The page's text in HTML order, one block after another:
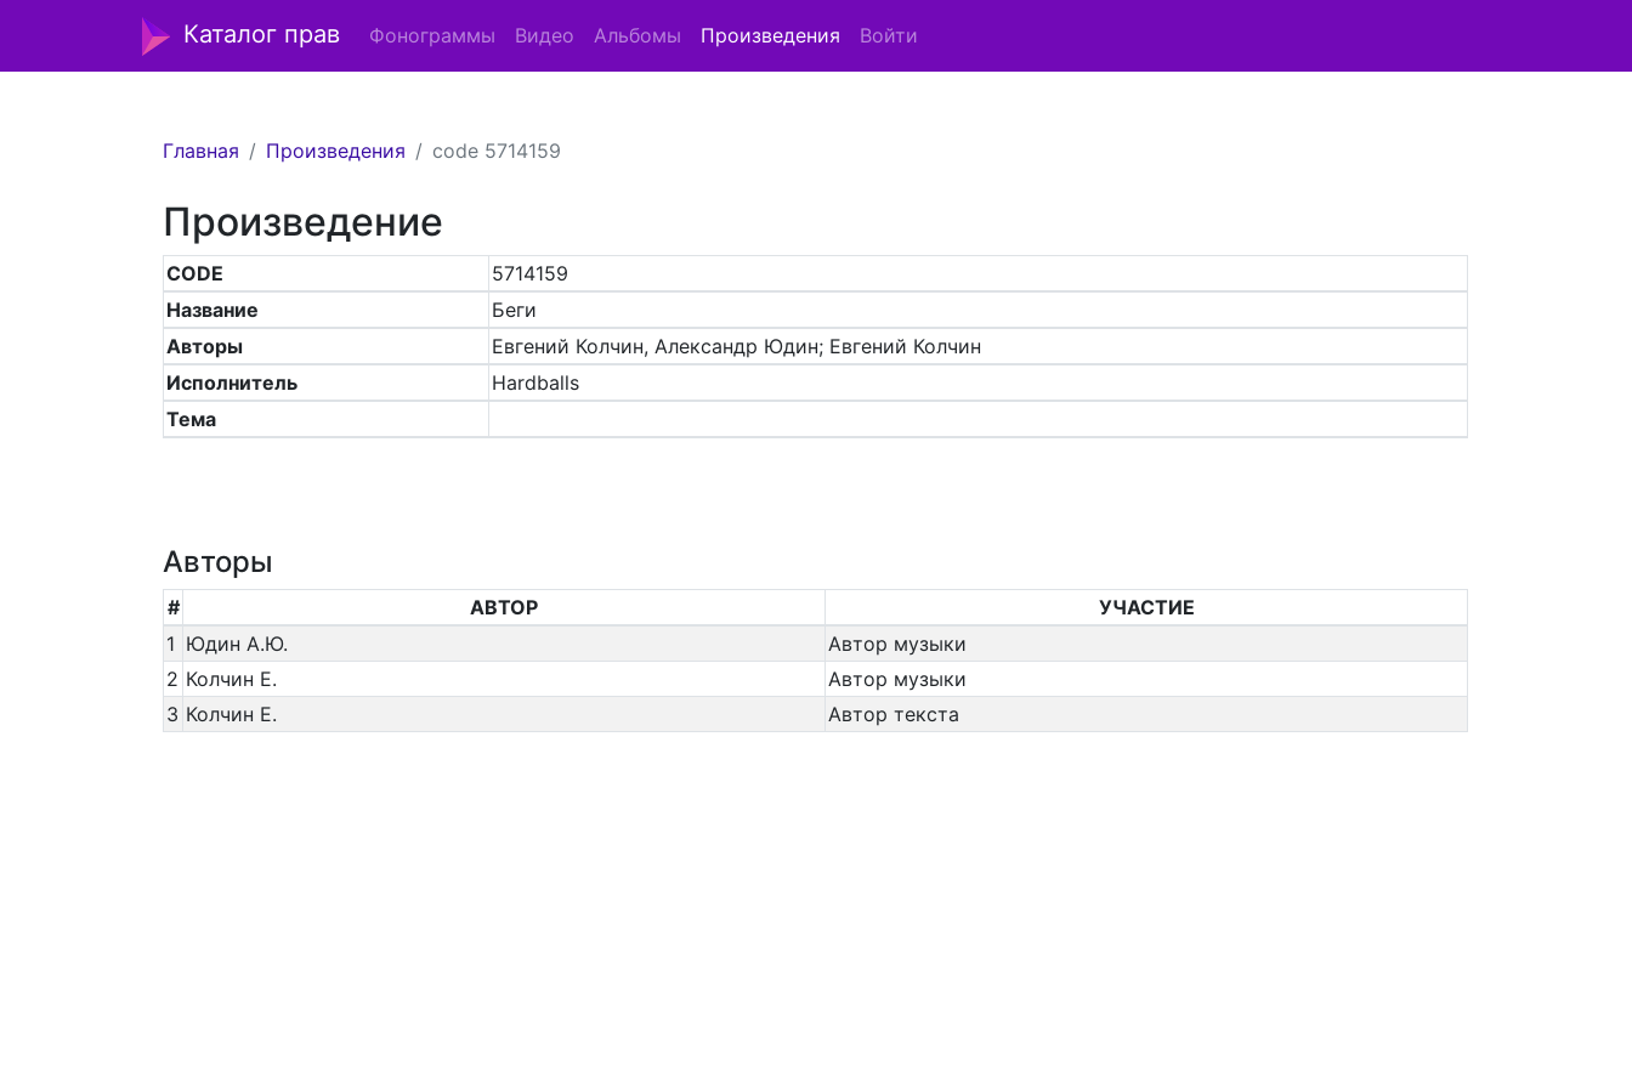
Каталог прав Фонограммы Видео Альбомы Произведения Войти
Главная Произведения code 5714159
Произведение
CODE
5714159
Название
Беги
Авторы
Евгений Колчин, Александр Юдин; Евгений Колчин
Исполнитель
Hardballs
Тема
Авторы
# АВТОР
УЧАСТИЕ
1 Юдин А.Ю.
Автор музыки
2 Колчин Е.
Автор музыки
3 Колчин Е. Автор текста